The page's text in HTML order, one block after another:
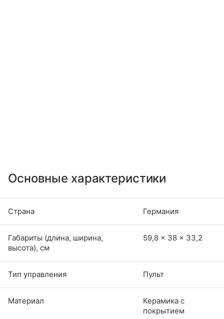
Основные характеристики
Страна Германия
Габариты (длина, ширина,
высота), см
59,8 × 38 × 33,2
Тип управления Пульт
Материал
Керамика с
покрытием